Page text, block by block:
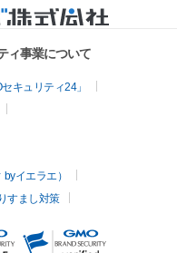
ィ事業について
キュリティ24」
イエラエ）
すまし対策